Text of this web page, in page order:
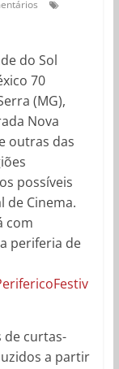
do Sol
70
(MG),
Nova
outras das
possíveis
de Cinema.
com
periferia de
curtas-
a partir